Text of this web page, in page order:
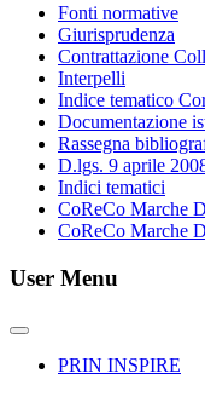
Fonti normative
Giurisprudenza
Contrattazione
Interpelli
Indice tematico
Documentazione
Rassegna
D.lgs. 9 aprile
Indici tematici
CoReCo Marche
CoReCo Marche
User Menu
PRIN INSPIRE